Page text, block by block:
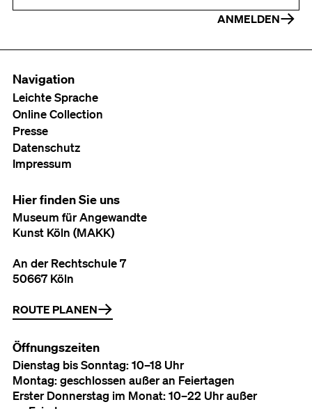
ANMELDEN
Navigation
Leichte Sprache
Online Collection
Presse
Datenschutz
Impressum
Hier finden Sie uns
Museum für Angewandte
Kunst Köln (MAKK)
An der Rechtschule 7
50667 Köln
ROUTE PLANEN
Öffnungszeiten
Dienstag bis Sonntag: 10–18 Uhr
Montag: geschlossen außer an Feiertagen
Erster Donnerstag im Monat: 10–22 Uhr außer